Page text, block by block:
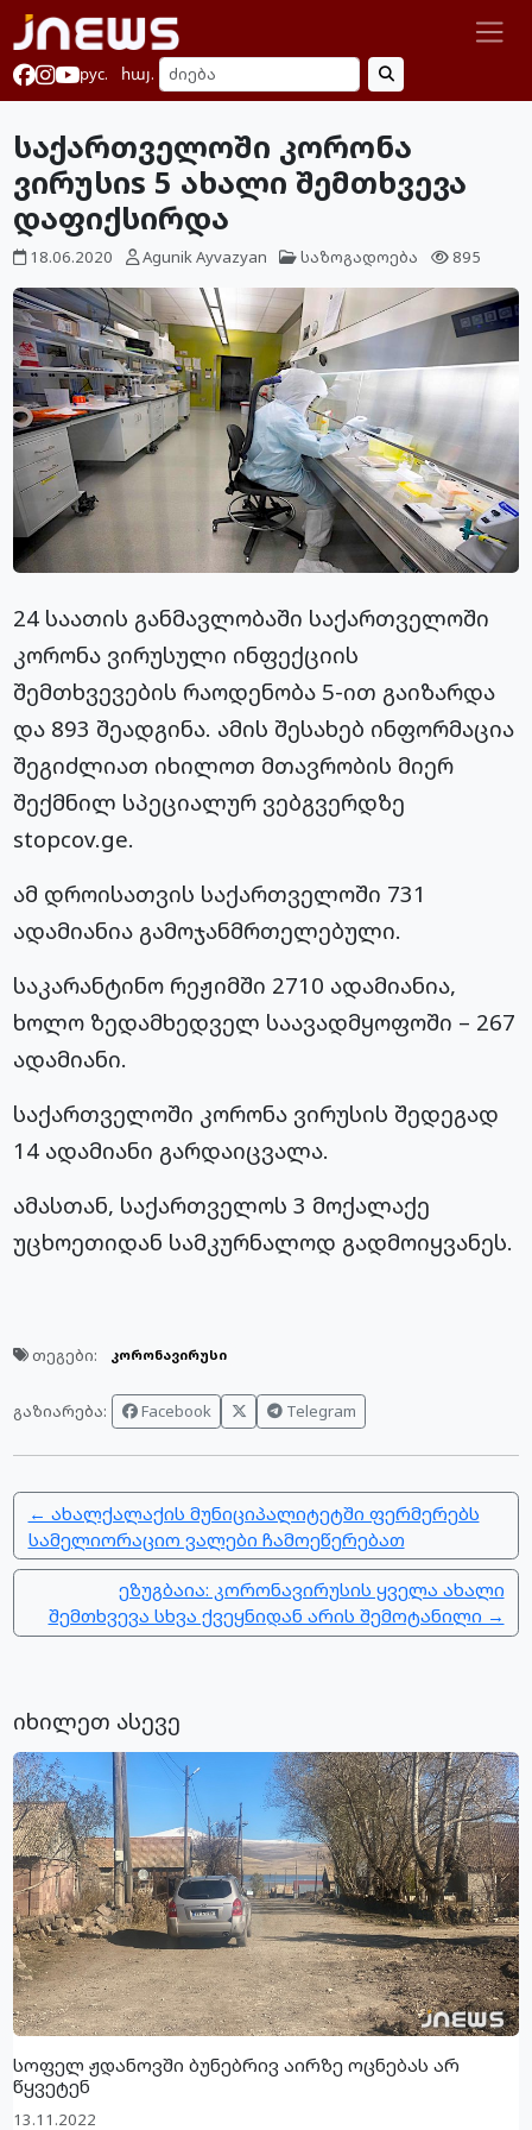
рус. հայ.
საქართველოში კორონა
ვირუსიs 5 ახალი შემთხვევა
დაფიქსირდა
18.06.2020 Agunik Ayvazyan საზოგადოება 895
24 საათის განმავლობაში საქართველოში
კორონა ვირუსული ინფექციის
შემთხვევების რაოდენობა 5-ით გაიზარდა
და 893 შეადგინა. ამის შესახებ ინფორმაცია
შეგიძლიათ იხილოთ მთავრობის მიერ
შექმნილ სპეციალურ ვებგვერდზე
stopcov.ge.
ამ დროისათვის საქართველოში 731
ადამიანია გამოჯანმრთელებული.
საკარანტინო რეჟიმში 2710 ადამიანია,
ხოლო ზედამხედველ საავადმყოფოში – 267
ადამიანი.
საქართველოში კორონა ვირუსის შედეგად
14 ადამიანი გარდაიცვალა.
ამასთან, საქართველოს 3 მოქალაქე
უცხოეთიდან სამკურნალოდ გადმოიყვანეს.
თეგები: კორონავირუსი
გაზიარება: Facebook Telegram
← ახალქალაქის მუნიციპალიტეტში ფერმერებს
სამელიორაციო ვალები ჩამოეწერებათ
ეზუგბაია: კორონავირუსის ყველა ახალი
შემთხვევა სხვა ქვეყნიდან არის შემოტანილი →
იხილეთ ასევე
სოფელ ჟდანოვში ბუნებრივ აირზე ოცნებას არ
წყვეტენ
13.11.2022